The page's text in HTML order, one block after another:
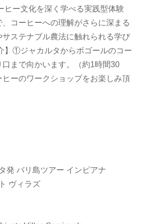
ヒー文化を深く学べる実践型体験
コーヒーへの理解がさらに深まる
サステナブル農法に触れられる学び
】①ジャカルタからボゴールのコー
口まで向かいます。（約1時間30
ーのワークショップをお楽しみ頂